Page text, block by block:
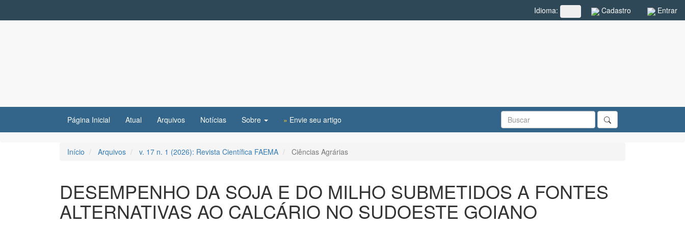
Cadastro Entrar
Idioma: ##plugins.themes.rcf.language.toggle##
Página Inicial Atual Arquivos Notícias Sobre » Envie seu artigo
Início Arquivos v. 17 n. 1 (2026): Revista Científica FAEMA Ciências Agrárias
DESEMPENHO DA SOJA E DO MILHO SUBMETIDOS A FONTES
ALTERNATIVAS AO CALCÁRIO NO SUDOESTE GOIANO